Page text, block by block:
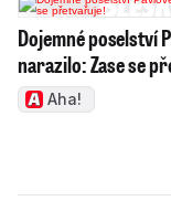
Dojemné poselství
narazilo: Zase se
Aha!